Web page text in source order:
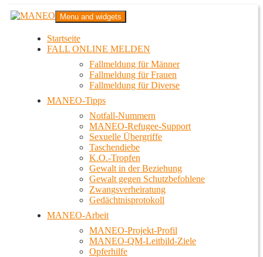
Zum
InhaltMANEO
Das schwule Anti-Gewalt-Projekt in Berlin
Menu and widgets
Startseite
FALL ONLINE MELDEN
Fallmeldung für Männer
Fallmeldung für Frauen
Fallmeldung für Diverse
MANEO-Tipps
Notfall-Nummern
MANEO-Refugee-Support
Sexuelle Übergriffe
Taschendiebe
K.O.-Tropfen
Gewalt in der Beziehung
Gewalt gegen Schutzbefohlene
Zwangsverheiratung
Gedächtnisprotokoll
MANEO-Arbeit
MANEO-Projekt-Profil
MANEO-QM-Leitbild-Ziele
Opferhilfe